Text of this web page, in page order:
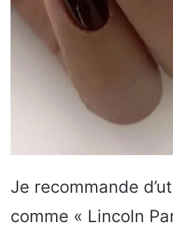
Je recommande
comme « Lincoln